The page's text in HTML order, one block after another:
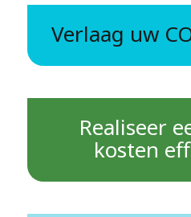
Verlaag uw
Realiseer
kosten